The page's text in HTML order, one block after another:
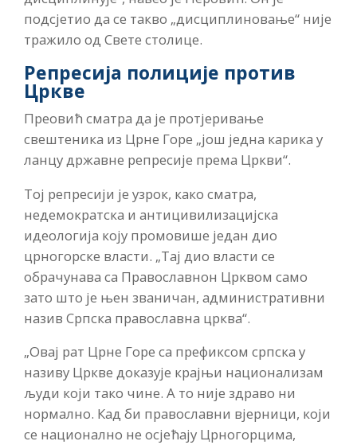
подсјетио да се такво „дисциплиновање“ није
тражило од Свете столице.
Репресија полиције против
Цркве
Преовић сматра да је протјеривање
свештеника из Црне Горе „још једна карика у
ланцу државне репресије према Цркви“.
Тој репресији је узрок, како сматра,
недемократска и антицивилизацијска
идеологија коју промовише један дио
црногорске власти. „Тај дио власти се
обрачунава са Православнон Црквом само
зато што је њен званичан, административни
назив Српска православна црква“.
„Овај рат Црне Горе са префиксом српска у
називу Цркве доказује крајњи национализам
људи који тако чине. А то није здраво ни
нормално. Кад би православни вјерници, који
се национално не осјећају Црногорцима,